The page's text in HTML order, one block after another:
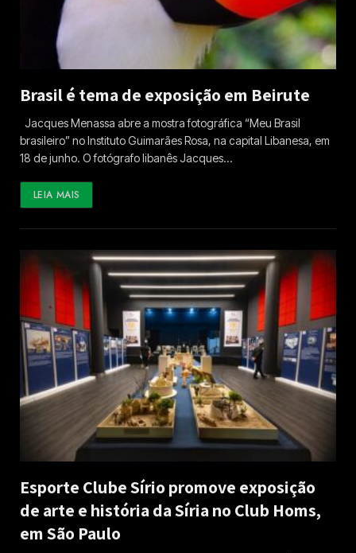
Brasil é tema de exposição em Beirute
Jacques Menassa abre a mostra fotográfica “Meu Brasil
brasileiro” no Instituto Guimarães Rosa, na capital Libanesa, em
18 de junho. O fotógrafo libanês Jacques…
LEIA MAIS
Esporte Clube Sírio promove exposição
de arte e história da Síria no Club Homs,
em São Paulo